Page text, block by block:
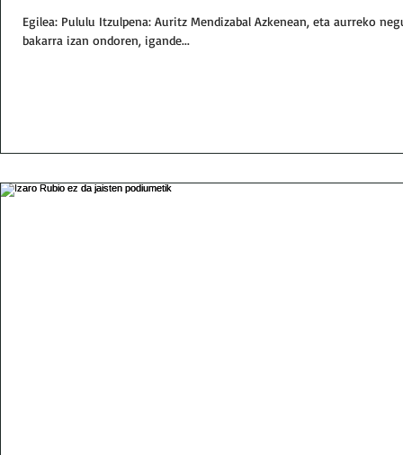
Egilea: Pululu Itzulpena: Auritz Mendizabal Azkenean, eta aurreko
bakarra izan ondoren, igande...